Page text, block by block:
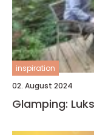
inspiration
02. August 2024
Glamping: